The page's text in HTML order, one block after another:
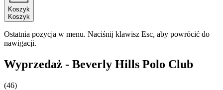
Koszyk
Koszyk
Ostatnia pozycja w menu. Naciśnij klawisz Esc, aby powrócić do
nawigacji.
Wyprzedaż - Beverly Hills Polo Club
(46)